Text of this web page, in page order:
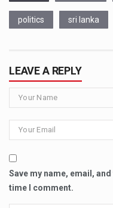
politics sri lanka
LEAVE A REPLY
Save my name, email,
time I comment.